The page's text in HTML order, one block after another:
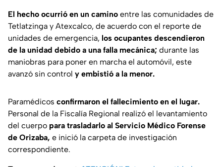
El hecho ocurrió en un camino entre las comunidades de
Tetlatzinga y Atexcalco, de acuerdo con el reporte de
unidades de emergencia, los ocupantes descendieron
de la unidad debido a una falla mecánica; durante las
maniobras para poner en marcha el automóvil, este
avanzó sin control y embistió a la menor.
Paramédicos confirmaron el fallecimiento en el lugar.
Personal de la Fiscalía Regional realizó el levantamiento
del cuerpo para trasladarlo al Servicio Médico Forense
de Orizaba, e inició la carpeta de investigación
correspondiente.